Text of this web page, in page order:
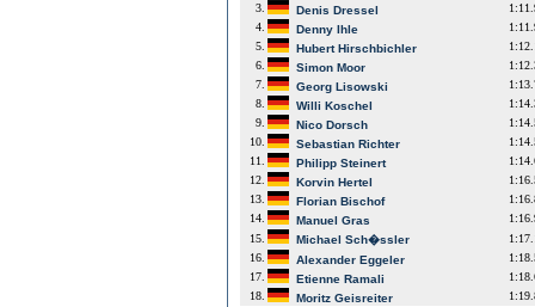
3.
Denis Dressel
4.
Denny Ihle
5.
Hubert Hirschbichler
6.
Simon Moor
7.
Georg Lisowski
8.
Willi Koschel
9.
Nico Dorsch
10.
Sebastian Richter
11.
Philipp Steinert
12.
Korvin Hertel
13.
Florian Bischof
14.
Manuel Gras
15.
Michael Sch�ssler
16.
Alexander Eggeler
17.
Etienne Ramali
18.
Moritz Geisreiter